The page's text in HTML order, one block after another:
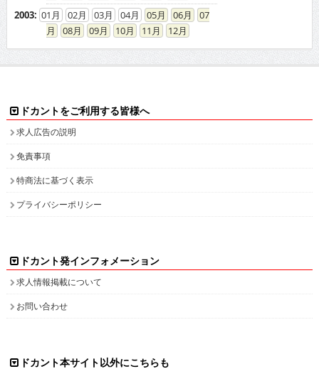
2003: 01 02 03 04 05 06
07
08
09 10 11 12
ドカントをご利用する皆様へ
求人広告の説明
免責事項
特商法に基づく表示
プライバシーポリシー
ドカント発インフォメーション
求人情報掲載について
お問い合わせ
ドカント本サイト以外にこちらも